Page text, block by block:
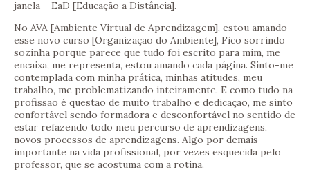
janela – EaD [Educação a Distância].
No AVA [Ambiente Virtual de Aprendizagem], estou amando
esse novo curso [Organização do Ambiente], Fico sorrindo
sozinha porque parece que tudo foi escrito para mim, me
encaixa, me representa, estou amando cada página. Sinto-me
contemplada com minha prática, minhas atitudes, meu
trabalho, me problematizando inteiramente. E como tudo na
profissão é questão de muito trabalho e dedicação, me sinto
confortável sendo formadora e desconfortável no sentido de
estar refazendo todo meu percurso de aprendizagens,
novos processos de aprendizagens. Algo por demais
importante na vida profissional, por vezes esquecida pelo
professor, que se acostuma com a rotina.